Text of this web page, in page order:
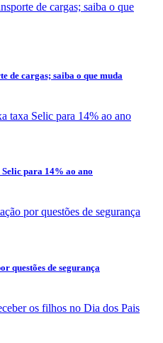
de cargas; saiba o que muda
para 14% ao ano
questões de segurança